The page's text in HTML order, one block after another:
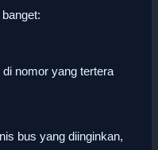
nomor yang tertera
bus yang diinginkan,